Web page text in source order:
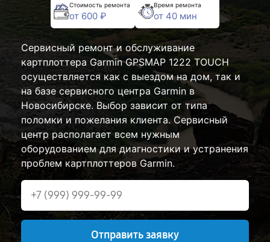
Стоимость ремонта
от 600 ₽
Время ремонта
от 40 мин
Сервисный ремонт и обслуживание
картплоттера Garmin GPSMAP 1222 TOUCH
осуществляется как с выездом на дом, так и
на базе сервисного центра Garmin в
Новосибирске. Выбор зависит от типа
поломки и пожелания клиента. Сервисный
центр располагает всем нужным
оборудованием для диагностики и устранения
проблем картплоттеров Garmin.
Отправить заявку